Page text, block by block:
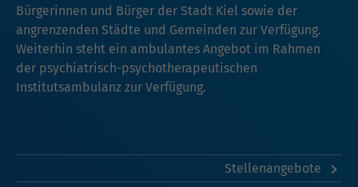
Bürgerinnen und Bürger der Stadt Kiel sowie der
angrenzenden Städte und Gemeinden zur Verfügung.
Weiterhin steht ein ambulantes Angebot im Rahmen
der psychiatrisch-psychotherapeutischen
Institutsambulanz zur Verfügung.
Stellenangebote